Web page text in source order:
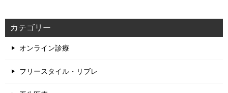
カテゴリー
オンライン診療
フリースタイル・リブレ